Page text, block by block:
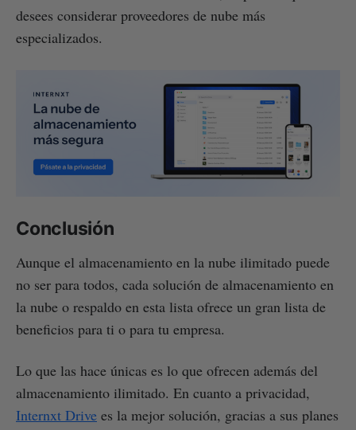
desees considerar proveedores de nube más
especializados.
Conclusión
Aunque el almacenamiento en la nube ilimitado puede
no ser para todos, cada solución de almacenamiento en
la nube o respaldo en esta lista ofrece un gran lista de
beneficios para ti o para tu empresa.
Lo que las hace únicas es lo que ofrecen además del
almacenamiento ilimitado. En cuanto a privacidad,
Internxt Drive es la mejor solución, gracias a sus planes